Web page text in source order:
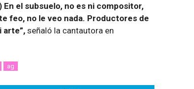
el subsuelo, no es ni compositor,
feo, no le veo nada. Productores de
arte”, señaló la cantautora en
ag